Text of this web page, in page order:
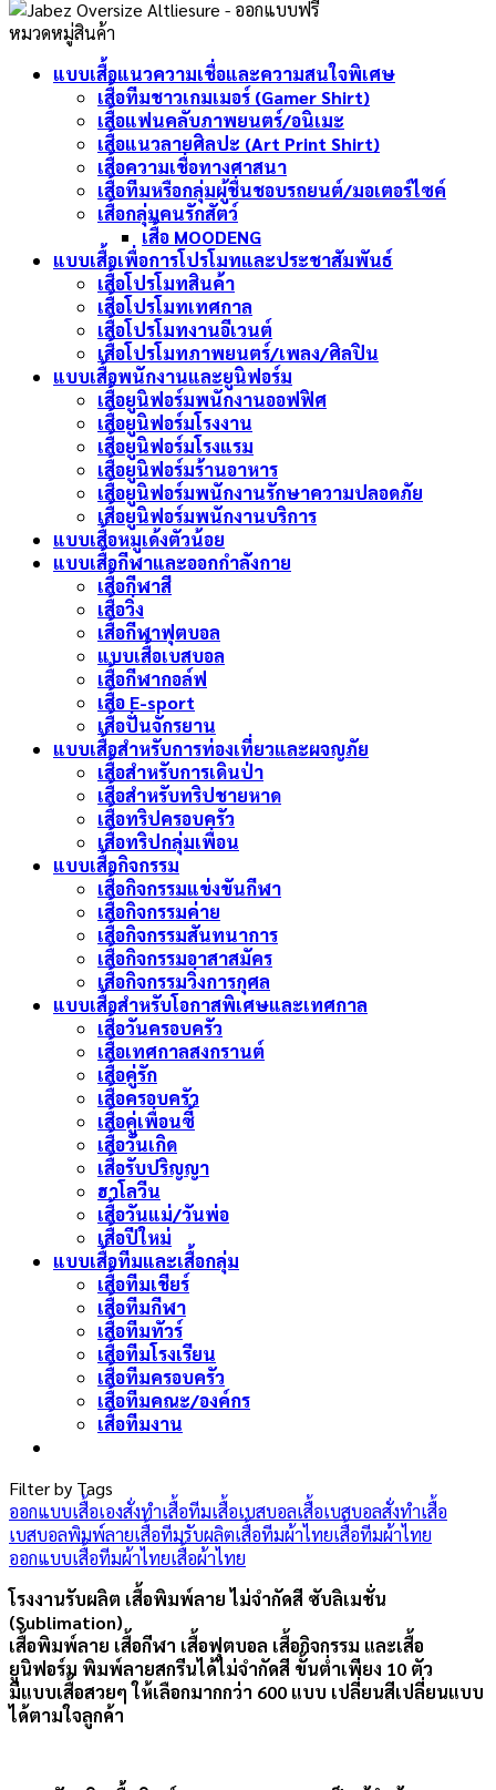
หมวดหมู่สินค้า
แบบเสื้อแนวความเชื่อและความสนใจพิเศษ
เสื้อทีมชาวเกมเมอร์ (Gamer Shirt)
เสื้อแฟนคลับภาพยนตร์/อนิเมะ
เสื้อแนวลายศิลปะ (Art Print Shirt)
เสื้อความเชื่อทางศาสนา
เสื้อทีมหรือกลุ่มผู้ชื่นชอบรถยนต์/มอเตอร์ไซค์
เสื้อกลุ่มคนรักสัตว์
เสื้อ MOODENG
แบบเสื้อเพื่อการโปรโมทและประชาสัมพันธ์
เสื้อโปรโมทสินค้า
เสื้อโปรโมทเทศกาล
เสื้อโปรโมทงานอีเวนต์
เสื้อโปรโมทภาพยนตร์/เพลง/ศิลปิน
แบบเสื้อพนักงานและยูนิฟอร์ม
เสื้อยูนิฟอร์มพนักงานออฟฟิศ
เสื้อยูนิฟอร์มโรงงาน
เสื้อยูนิฟอร์มโรงแรม
เสื้อยูนิฟอร์มร้านอาหาร
เสื้อยูนิฟอร์มพนักงานรักษาความปลอดภัย
เสื้อยูนิฟอร์มพนักงานบริการ
แบบเสื้อหมูเด้งตัวน้อย
แบบเสื้อกีฬาและออกกำลังกาย
เสื้อกีฬาสี
เสื้อวิ่ง
เสื้อกีฬาฟุตบอล
แบบเสื้อเบสบอล
เสื้อกีฬากอล์ฟ
เสื้อ E-sport
เสื้อปั่นจักรยาน
แบบเสื้อสำหรับการท่องเที่ยวและผจญภัย
เสื้อสำหรับการเดินป่า
เสื้อสำหรับทริปชายหาด
เสื้อทริปครอบครัว
เสื้อทริปกลุ่มเพื่อน
แบบเสื้อกิจกรรม
เสื้อกิจกรรมแข่งขันกีฬา
เสื้อกิจกรรมค่าย
เสื้อกิจกรรมสันทนาการ
เสื้อกิจกรรมอาสาสมัคร
เสื้อกิจกรรมวิ่งการกุศล
แบบเสื้อสำหรับโอกาสพิเศษและเทศกาล
เสื้อวันครอบครัว
เสื้อเทศกาลสงกรานต์
เสื้อคู่รัก
เสื้อครอบครัว
เสื้อคู่เพื่อนซี้
เสื้อวันเกิด
เสื้อรับปริญญา
ฮาโลวีน
เสื้อวันแม่/วันพ่อ
เสื้อปีใหม่
แบบเสื้อทีมและเสื้อกลุ่ม
เสื้อทีมเชียร์
เสื้อทีมกีฬา
เสื้อทีมทัวร์
เสื้อทีมโรงเรียน
เสื้อทีมครอบครัว
เสื้อทีมคณะ/องค์กร
เสื้อทีมงาน
Filter by Tags
ออกแบบเสื้อเองสั่งทำเสื้อทีมเสื้อเบสบอลเสื้อเบสบอลสั่งทำเสื้อ
เบสบอลพิมพ์ลายเสื้อทีมรับผลิตเสื้อทีมผ้าไทยเสื้อทีมผ้าไทย
ออกแบบเสื้อทีมผ้าไทยเสื้อผ้าไทย
โรงงานรับผลิต เสื้อพิมพ์ลาย ไม่จำกัดสี ซับลิเมชั่น
(Sublimation)
เสื้อพิมพ์ลาย เสื้อกีฬา เสื้อฟุตบอล เสื้อกิจกรรม และเสื้อ
ยูนิฟอร์ม พิมพ์ลายสกรีนได้ไม่จำกัดสี ขั้นต่ำเพียง 10 ตัว
มีแบบเสื้อสวยๆ ให้เลือกมากกว่า 600 แบบ เปลี่ยนสีเปลี่ยนแบบ
ได้ตามใจลูกค้า